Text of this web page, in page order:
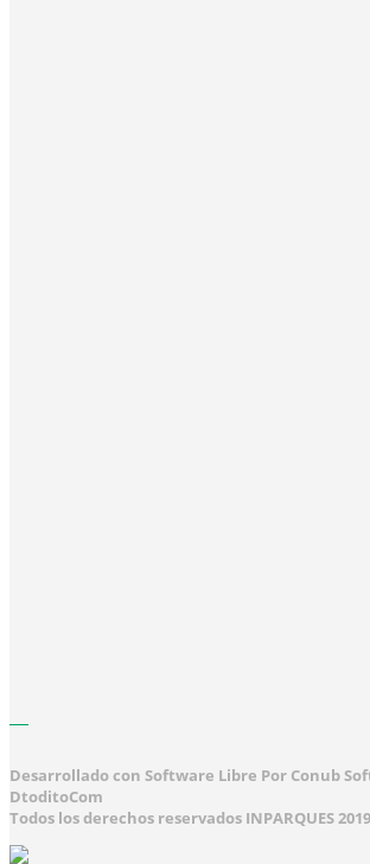
Desarrollado con Software Libre Por Conub
DtoditoCom
Todos los derechos reservados INPARQUES